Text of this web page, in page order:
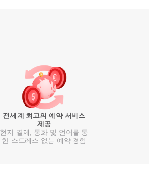
전세계 최고의 예약 서비스
제공
현지 결제, 통화 및 언어를 통
한 스트레스 없는 예약 경험